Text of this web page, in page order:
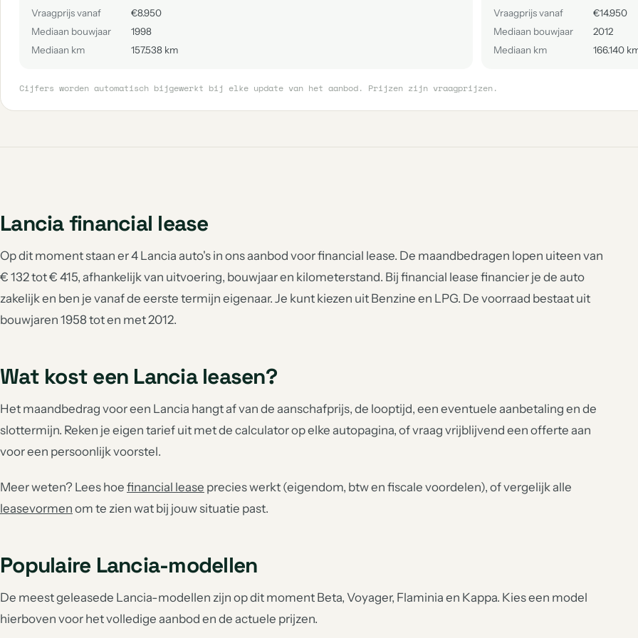
Vraagprijs vanaf
€8.950
Mediaan bouwjaar
1998
Mediaan km
157.538 km
Vraagprijs vanaf
€14.950
Mediaan bouwjaar
2012
Mediaan km
166.140
Cijfers worden automatisch bijgewerkt bij elke update van het aanbod. Prijzen zijn vraagprijzen.
Lancia financial lease
Op dit moment staan er 4 Lancia auto's in ons aanbod voor financial lease. De maandbedragen lopen uiteen van
€ 132 tot € 415, afhankelijk van uitvoering, bouwjaar en kilometerstand. Bij financial lease financier je de auto
zakelijk en ben je vanaf de eerste termijn eigenaar. Je kunt kiezen uit Benzine en LPG. De voorraad bestaat uit
bouwjaren 1958 tot en met 2012.
Wat kost een Lancia leasen?
Het maandbedrag voor een Lancia hangt af van de aanschafprijs, de looptijd, een eventuele aanbetaling en de
slottermijn. Reken je eigen tarief uit met de calculator op elke autopagina, of vraag vrijblijvend een offerte aan
voor een persoonlijk voorstel.
Meer weten? Lees hoe financial lease precies werkt (eigendom, btw en fiscale voordelen), of vergelijk alle
leasevormen om te zien wat bij jouw situatie past.
Populaire Lancia-modellen
De meest geleasede Lancia-modellen zijn op dit moment Beta, Voyager, Flaminia en Kappa. Kies een model
hierboven voor het volledige aanbod en de actuele prijzen.